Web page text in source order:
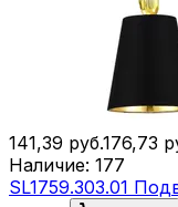
141,39 руб.176,73
Наличие: 177
SL1759.303.01